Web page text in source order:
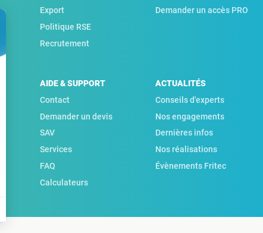
Export
Politique RSE
Recrutement
Demander un accès PRO
AIDE & SUPPORT
Contact
Demander un devis
SAV
Services
FAQ
Calculateurs
ACTUALITÉS
Conseils d'experts
Nos engagements
Dernières infos
Nos réalisations
Évènements Fritec